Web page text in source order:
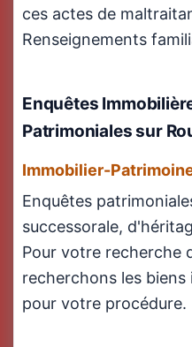
ces actes de
Renseignements
Enquêtes
Patrimoniales sur
Immobilier-
Enquêtes
successorale,
Pour votre recherche
recherchons les
pour votre procédure.